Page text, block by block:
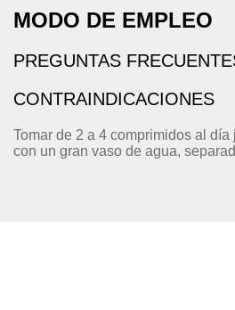
MODO DE EMPLEO
PREGUNTAS
CONTRAINDICACIONES
Tomar de 2 a 4 comprimidos al
con un gran vaso de agua,